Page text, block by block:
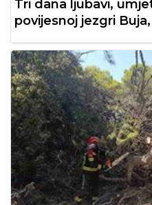
Tri dana ljubavi,
povijesnoj jezgri